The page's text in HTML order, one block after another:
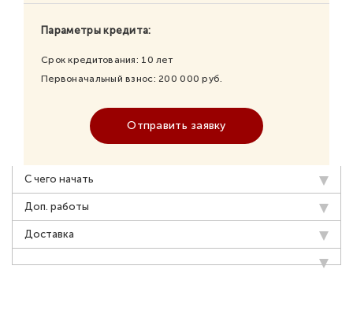
Параметры кредита:
Срок кредитования: 10 лет
Первоначальный взнос: 200 000 руб.
Отправить заявку
С чего начать
Доп. работы
Доставка